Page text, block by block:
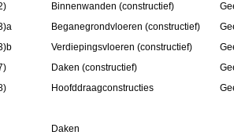
Binnenwanden (constructief)
Beganegrondvloeren (constructief)
Verdiepingsvloeren (constructief)
Daken (constructief)
Hoofddraagconstructies
Daken